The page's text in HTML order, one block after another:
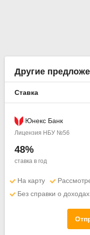
Другие
Ставка
Юнекс Банк
Лицензия НБУ №56
48%
ставка в год
На карту
Без справки о доходах